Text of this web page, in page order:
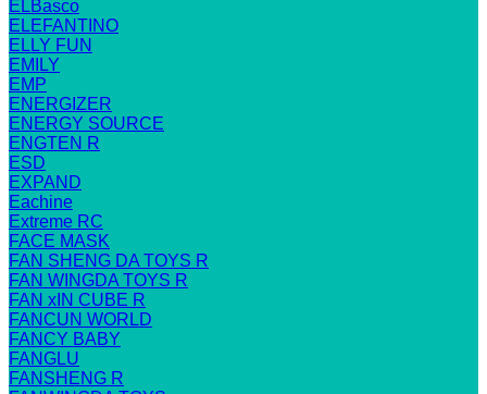
ELBasco
ELEFANTINO
ELLY FUN
EMILY
EMP
ENERGIZER
ENERGY SOURCE
ENGTEN R
ESD
EXPAND
Eachine
Extreme RC
FACE MASK
FAN SHENG DA TOYS R
FAN WINGDA TOYS R
FAN xIN CUBE R
FANCUN WORLD
FANCY BABY
FANGLU
FANSHENG R